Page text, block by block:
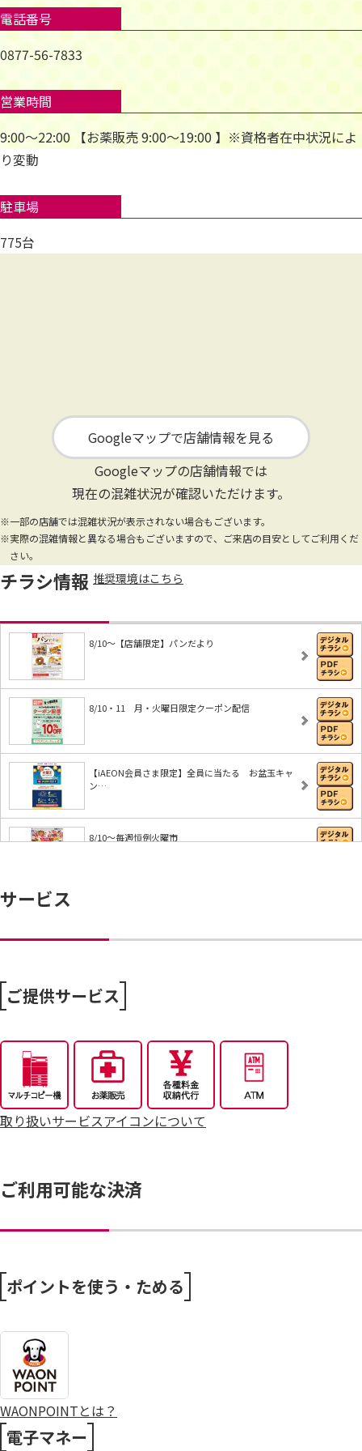
電話番号
0877-56-7833
営業時間
9:00～22:00 【お薬販売 9:00～19:00 】※資格者在中状況によ
り変動
駐車場
775台
Googleマップで店舗情報を見る
Googleマップの店舗情報では
現在の混雑状況が確認いただけます。
※一部の店舗では混雑状況が表示されない場合もございます。
※実際の混雑情報と異なる場合もございますので、ご来店の目安としてご利用くだ
さい。
チラシ情報 推奨環境はこちら
8/10～【店舗限定】パンだより
8/10・11 月・火曜日限定クーポン配信
【iAEON会員さま限定】全員に当たる お盆玉キャ
ン…
8/10～毎週恒例火曜市
く…
7/25～全力プライス8月号
サービス
ご提供サービス
取り扱いサービスアイコンについて
ご利用可能な決済
ポイントを使う・ためる
WAONPOINTとは？
電子マネー